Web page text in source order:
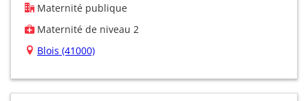
Maternité publique
Maternité de niveau 2
Blois (41000)